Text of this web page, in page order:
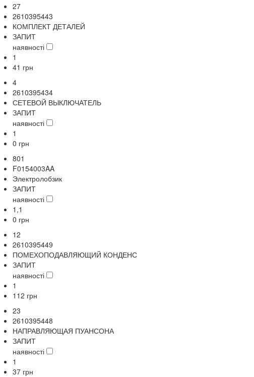
27
2610395443
КОМПЛЕКТ ДЕТАЛЕЙ
ЗАПИТ
наявності
1
41 грн
4
2610395434
СЕТЕВОЙ ВЫКЛЮЧАТЕЛЬ
ЗАПИТ
наявності
1
0 грн
801
F0154003AA
Электролобзик
ЗАПИТ
наявності
1,1
0 грн
12
2610395449
ПОМЕХОПОДАВЛЯЮЩИЙ КОНДЕНС
ЗАПИТ
наявності
1
112 грн
23
2610395448
НАПРАВЛЯЮЩАЯ ПУАНСОНА
ЗАПИТ
наявності
1
37 грн